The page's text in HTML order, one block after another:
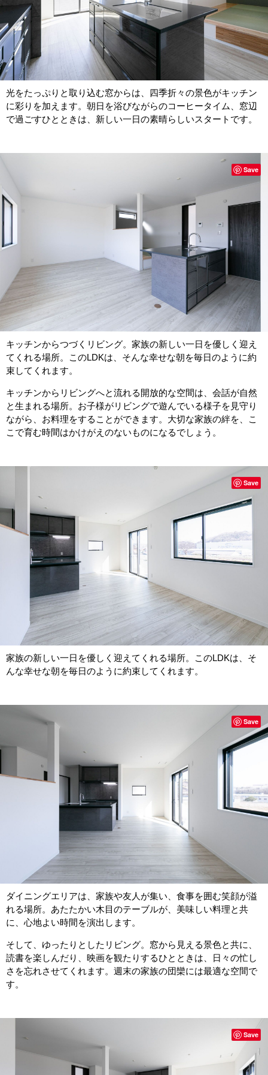
光をたっぷりと取り込む窓からは、四季折々の景色がキッチン
に彩りを加えます。朝日を浴びながらのコーヒータイム、窓辺
で過ごすひとときは、新しい一日の素晴らしいスタートです。
キッチンからつづくリビング。家族の新しい一日を優しく迎え
てくれる場所。このLDKは、そんな幸せな朝を毎日のように約
束してくれます。
キッチンからリビングへと流れる開放的な空間は、会話が自然
と生まれる場所。お子様がリビングで遊んでいる様子を見守り
ながら、お料理をすることができます。大切な家族の絆を、こ
こで育む時間はかけがえのないものになるでしょう。
Save
家族の新しい一日を優しく迎えてくれる場所。このLDKは、そ
んな幸せな朝を毎日のように約束してくれます。
Save
ダイニングエリアは、家族や友人が集い、食事を囲む笑顔が溢
れる場所。あたたかい木目のテーブルが、美味しい料理と共
に、心地よい時間を演出します。
そして、ゆったりとしたリビング。窓から見える景色と共に、
読書を楽しんだり、映画を観たりするひとときは、日々の忙し
さを忘れさせてくれます。週末の家族の団欒には最適な空間で
す。
Save
Save